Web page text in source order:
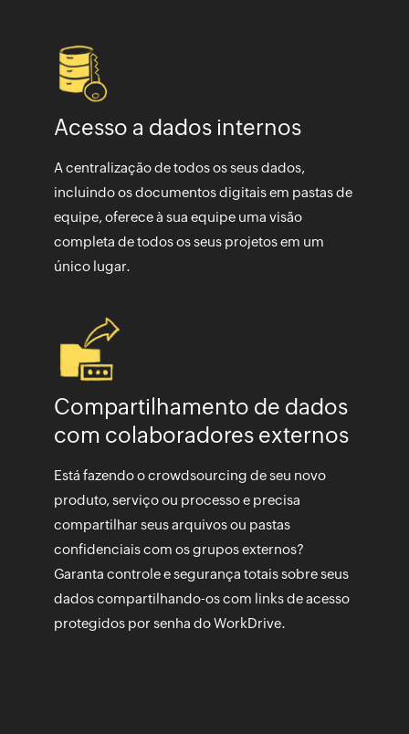
Acesso a dados internos
A centralização de todos os seus dados,
incluindo os documentos digitais em pastas de
equipe, oferece à sua equipe uma visão
completa de todos os seus projetos em um
único lugar.
Compartilhamento de dados
com colaboradores externos
Está fazendo o crowdsourcing de seu novo
produto, serviço ou processo e precisa
compartilhar seus arquivos ou pastas
confidenciais com os grupos externos?
Garanta controle e segurança totais sobre seus
dados compartilhando-os com links de acesso
protegidos por senha do WorkDrive.